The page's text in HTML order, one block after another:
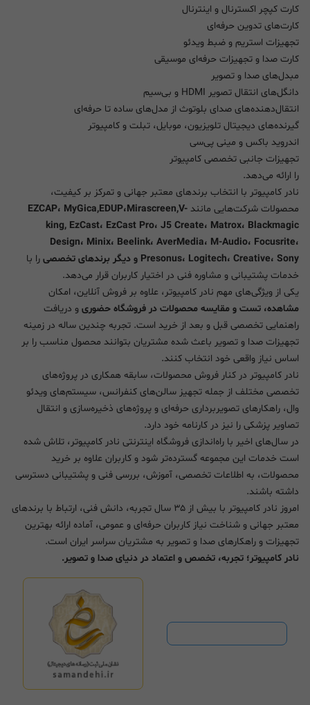
کارت کپچر اکسترنال و اینترنال
کارت‌های تدوین حرفه‌ای
تجهیزات استریم و ضبط ویدئو
کارت صدا و تجهیزات حرفه‌ای موسیقی
مبدل‌های صدا و تصویر
دانگل‌های انتقال تصویر HDMI و بی‌سیم
انتقال‌دهنده‌های صدای بلوتوث از مدل‌های ساده تا حرفه‌ای
گیرنده‌های دیجیتال تلویزیون، موبایل، تبلت و کامپیوتر
اندروید باکس و مینی پی‌سی
تجهیزات جانبی تخصصی کامپیوتر
را ارائه می‌دهد.
نادر کامپیوتر با انتخاب برندهای معتبر جهانی و تمرکز بر کیفیت،
محصولات شرکت‌هایی مانند EZCAP، MyGica,EDUP،Mirascreen,V-
king, EzCast، EzCast Pro، J5 Create، Matrox، Blackmagic
Design، Minix، Beelink، AverMedia، M-Audio، Focusrite،
Presonus، Logitech، Creative، Sony و دیگر برندهای تخصصی
را با
خدمات پشتیبانی و مشاوره فنی در اختیار کاربران قرار می‌دهد.
یکی از ویژگی‌های مهم نادر کامپیوتر، علاوه بر فروش آنلاین، امکان
مشاهده، تست و مقایسه محصولات در فروشگاه حضوری و دریافت
راهنمایی تخصصی قبل و بعد از خرید است. تجربه چندین ساله در زمینه
تجهیزات صدا و تصویر باعث شده مشتریان بتوانند محصول مناسب را بر
اساس نیاز واقعی خود انتخاب کنند.
نادر کامپیوتر در کنار فروش محصولات، سابقه همکاری در پروژه‌های
تخصصی مختلف از جمله تجهیز سالن‌های کنفرانس، سیستم‌های ویدئو
وال، راهکارهای تصویربرداری حرفه‌ای و پروژه‌های ذخیره‌سازی و انتقال
تصاویر پزشکی را نیز در کارنامه خود دارد.
در سال‌های اخیر با راه‌اندازی فروشگاه اینترنتی نادر کامپیوتر، تلاش شده
است خدمات این مجموعه گسترده‌تر شود و کاربران علاوه بر خرید
محصولات، به اطلاعات تخصصی، آموزش، بررسی فنی و پشتیبانی دسترسی
داشته باشند.
امروز نادر کامپیوتر با بیش از ۳۵ سال تجربه، دانش فنی، ارتباط با برندهای
معتبر جهانی و شناخت نیاز کاربران حرفه‌ای و عمومی، آماده ارائه بهترین
تجهیزات و راهکارهای صدا و تصویر به مشتریان سراسر ایران است.
نادر کامپیوتر؛ تجربه، تخصص و اعتماد در دنیای صدا و تصویر.